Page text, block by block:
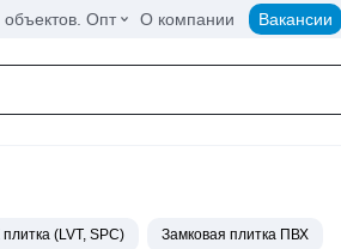
Опт О компании Вакансии
(LVT, SPC) Замковая плитка ПВХ